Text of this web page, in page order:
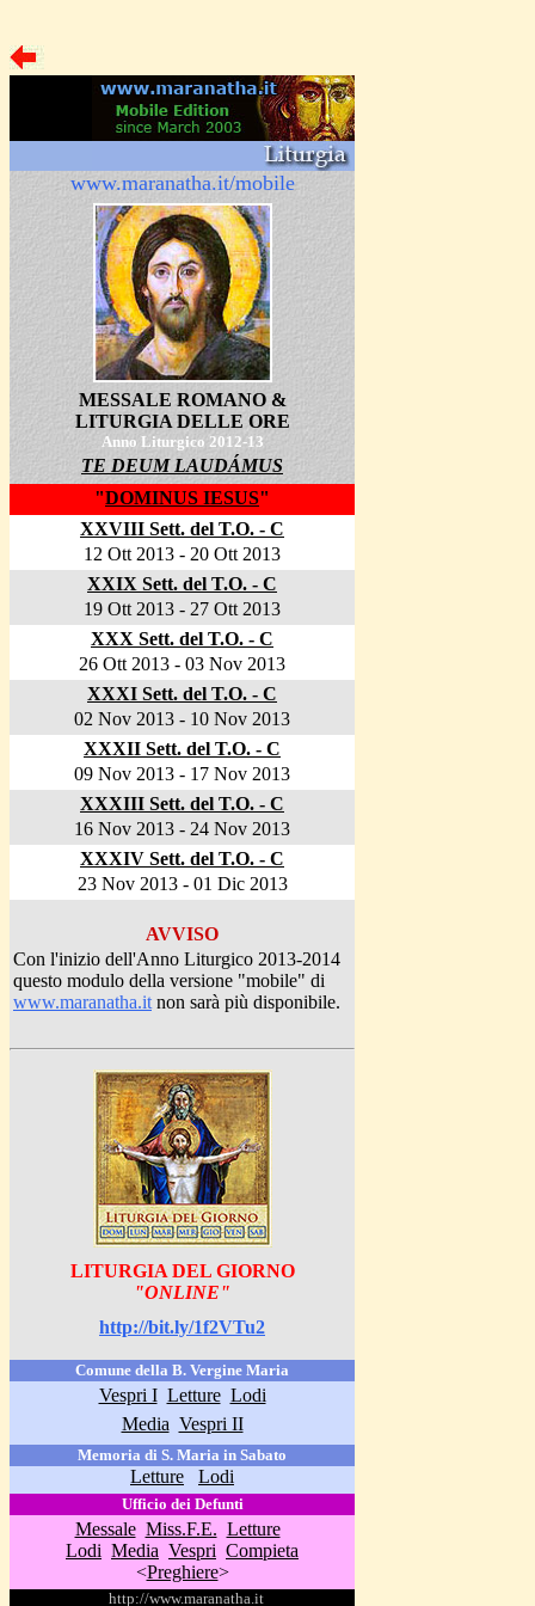
www.maranatha.it/mobile
MESSALE ROMANO &
LITURGIA DELLE ORE
Anno Liturgico 2012-13
TE DEUM LAUDÁMUS
"DOMINUS IESUS"
XXVIII Sett. del T.O. - C
12 Ott 2013 - 20 Ott 2013
XXIX Sett. del T.O. - C
19 Ott 2013 - 27 Ott 2013
XXX Sett. del T.O. - C
26 Ott 2013 - 03 Nov 2013
XXXI Sett. del T.O. - C
02 Nov 2013 - 10 Nov 2013
XXXII Sett. del T.O. - C
09 Nov 2013 - 17 Nov 2013
XXXIII Sett. del T.O. - C
16 Nov 2013 - 24 Nov 2013
XXXIV Sett. del T.O. - C
23 Nov 2013 - 01 Dic 2013
AVVISO
Con l'inizio dell'Anno Liturgico 2013-2014
questo modulo della versione "mobile" di
www.maranatha.it non sarà più disponibile.
LITURGIA DEL GIORNO
"ONLINE"
http://bit.ly/1f2VTu2
Comune della B. Vergine Maria
Vespri I Letture Lodi
Media Vespri II
Memoria di S. Maria in Sabato
Letture Lodi
Ufficio dei Defunti
Messale Miss.F.E. Letture
Lodi Media Vespri Compieta
<Preghiere>
http://www.maranatha.it